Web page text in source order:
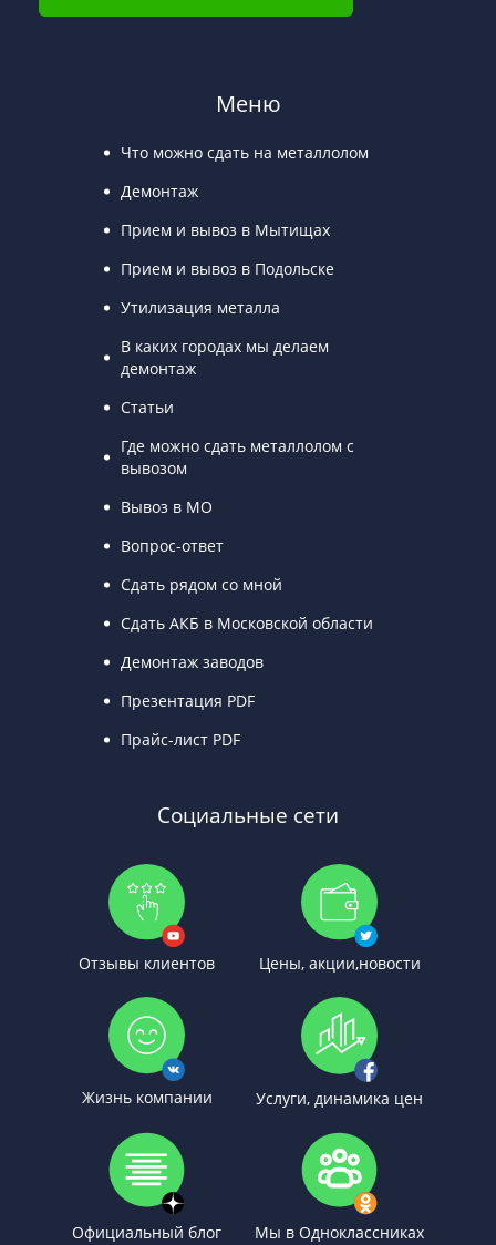
Меню
Что можно сдать на металлолом
Демонтаж
Прием и вывоз в Мытищах
Прием и вывоз в Подольске
Утилизация металла
В каких городах мы делаем
демонтаж
Статьи
Где можно сдать металлолом с
вывозом
Вывоз в МО
Вопрос-ответ
Сдать рядом со мной
Сдать АКБ в Московской области
Демонтаж заводов
Презентация PDF
Прайс-лист PDF
Социальные сети
Отзывы клиентов Цены, акции,новости
Жизнь компании Услуги, динамика цен
Официальный блог Мы в Одноклассниках